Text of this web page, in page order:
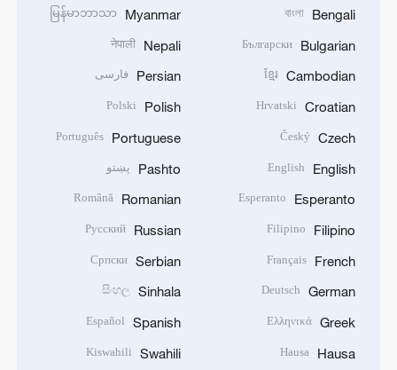
Bengali
বাংলা
Bulgarian
Български
Cambodian
ខ្មែរ
Croatian
Hrvatski
Czech
Český
English
English
Esperanto
Esperanto
Filipino
Filipino
French
Français
German
Deutsch
Greek
Ελληνικά
Hausa
Hausa
Myanmar
မြန်မာဘာသာ
Nepali
नेपाली
Persian فارسی
Polish
Polski
Portuguese
Português
Pashto پښتو
Romanian
Română
Russian
Русский
Serbian
Српски
Sinhala
සිංහල
Spanish
Español
Swahili
Kiswahili